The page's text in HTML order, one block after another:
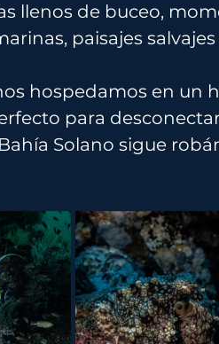
llenos de buceo,
paisajes
hospedamos en un
para
Solano sigue